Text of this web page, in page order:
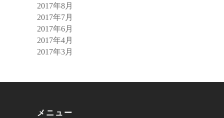
2017年8月
2017年7月
2017年6月
2017年4月
2017年3月
メニュー